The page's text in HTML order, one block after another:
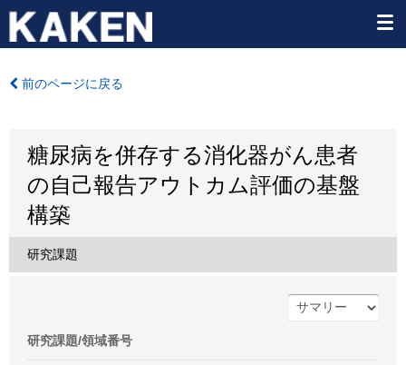
前のページに戻る
糖尿病を併存する消化器がん患者
の自己報告アウトカム評価の基盤
構築
研究課題
研究課題/領域番号